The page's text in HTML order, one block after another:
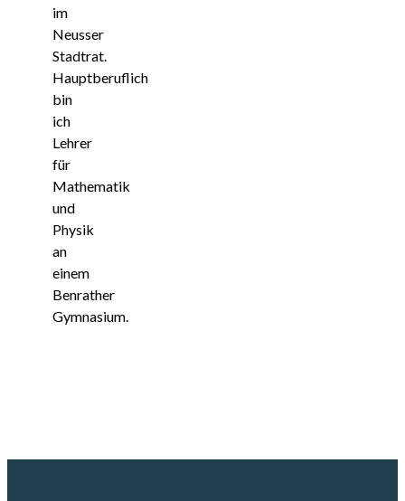
im
Neusser
Stadtrat.
Hauptberuflich
bin
ich
Lehrer
für
Mathematik
und
Physik
an
einem
Benrather
Gymnasium.